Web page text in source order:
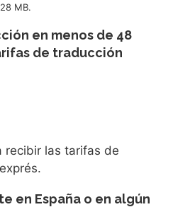
MB.
en menos de 48
de traducción
recibir las tarifas de
en España o en algún